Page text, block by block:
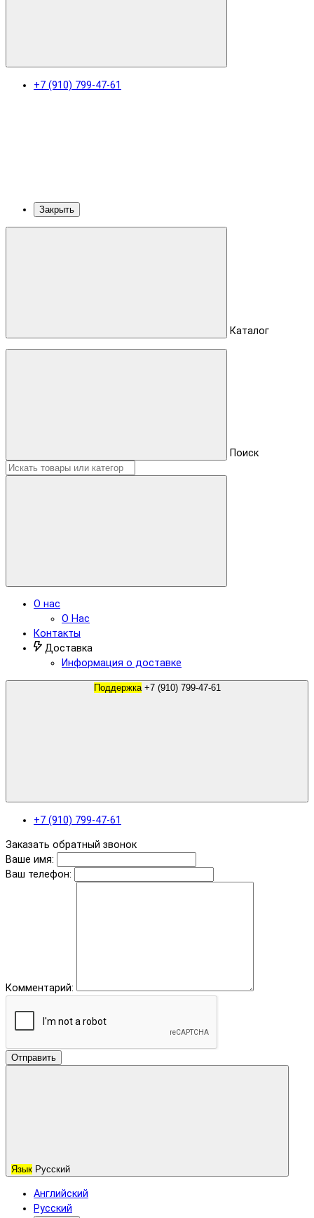
+7 (910) 799-47-61
Закрыть
Каталог
Поиск
О нас
О Нас
Контакты
Доставка
Информация о доставке
Поддержка +7 (910) 799-47-61
+7 (910) 799-47-61
Заказать обратный звонок
Ваше имя:
Ваш телефон:
Комментарий:
Отправить
Язык Русский
Английский
Русский